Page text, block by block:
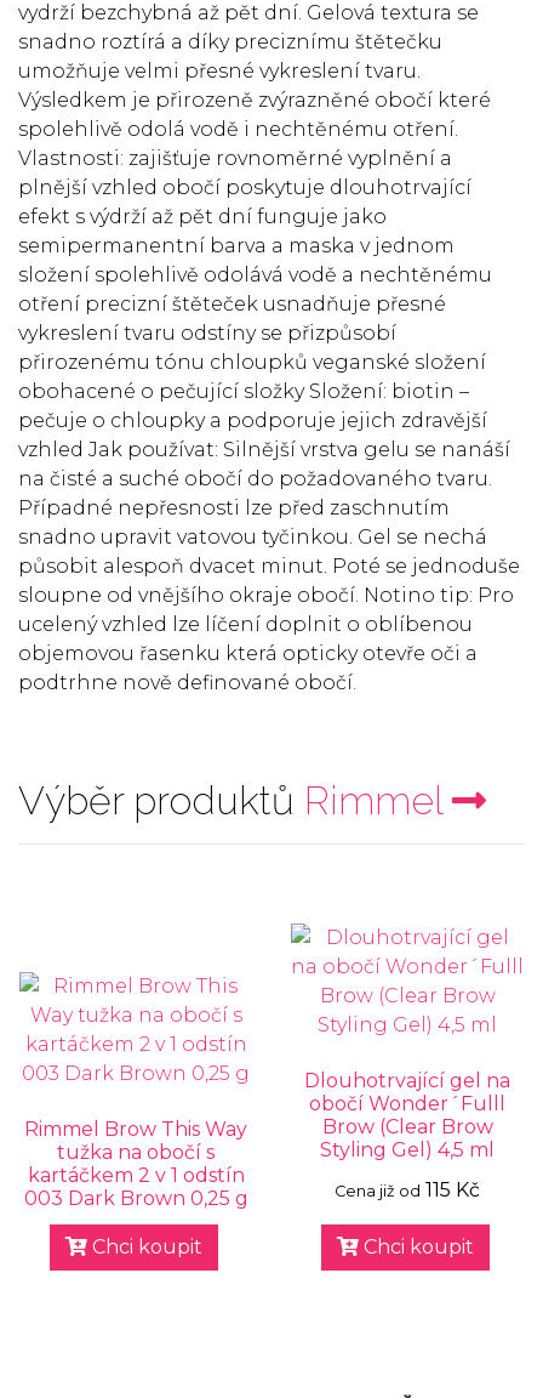
vydrží bezchybná až pět dní. Gelová textura se
snadno roztírá a díky preciznímu štětečku
umožňuje velmi přesné vykreslení tvaru.
Výsledkem je přirozeně zvýrazněné obočí které
spolehlivě odolá vodě i nechtěnému otření.
Vlastnosti: zajišťuje rovnoměrné vyplnění a
plnější vzhled obočí poskytuje dlouhotrvající
efekt s výdrží až pět dní funguje jako
semipermanentní barva a maska v jednom
složení spolehlivě odolává vodě a nechtěnému
otření precizní štěteček usnadňuje přesné
vykreslení tvaru odstíny se přizpůsobí
přirozenému tónu chloupků veganské složení
obohacené o pečující složky Složení: biotin –
pečuje o chloupky a podporuje jejich zdravější
vzhled Jak používat: Silnější vrstva gelu se nanáší
na čisté a suché obočí do požadovaného tvaru.
Případné nepřesnosti lze před zaschnutím
snadno upravit vatovou tyčinkou. Gel se nechá
působit alespoň dvacet minut. Poté se jednoduše
sloupne od vnějšího okraje obočí. Notino tip: Pro
ucelený vzhled lze líčení doplnit o oblíbenou
objemovou řasenku která opticky otevře oči a
podtrhne nově definované obočí.
Výběr produktů Rimmel
Rimmel Brow This Way
tužka na obočí s
kartáčkem 2 v 1 odstín
003 Dark Brown 0,25 g
Chci koupit
Dlouhotrvající gel na
obočí Wonder´Fulll
Brow (Clear Brow
Styling Gel) 4,5 ml
Cena již od 115 Kč
Chci koupit